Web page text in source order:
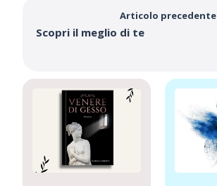
Articolo precedente
Scopri il meglio di te